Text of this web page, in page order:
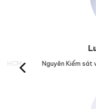
Luật
Nguyên Kiểm sát viên